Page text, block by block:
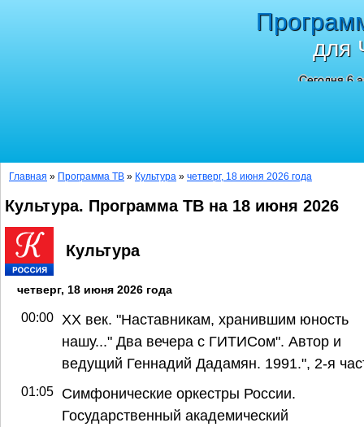
для
Сегодня 6
Главная » Программа ТВ » Культура » четверг, 18 июня 2026 года
Культура. Программа ТВ на 18 июня 2026
Культура
четверг, 18 июня 2026 года
00:00
ХХ век. "Наставникам, хранившим юность
нашу..." Два вечера с ГИТИСом". Автор и
ведущий Геннадий Дадамян. 1991.", 2-я
01:05
Симфонические оркестры России.
Государственный академический